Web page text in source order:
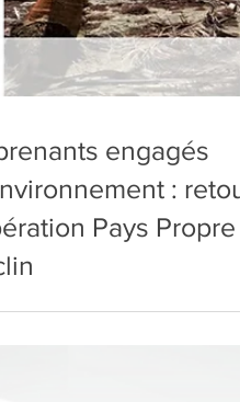
engagés
: retour
Pays Propre